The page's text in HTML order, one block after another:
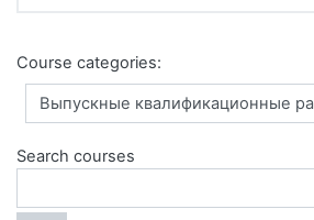
Course categories:
Search courses